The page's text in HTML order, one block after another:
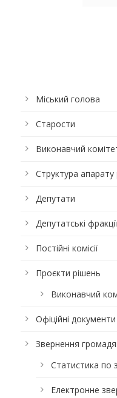
Міський голова
Старости
Виконавчий
Структура апарату
Депутати
Депутатські
Постійні комісії
Проєкти рішень
Виконавчий
Офіційні документи
Звернення
Статистика по
Електронне